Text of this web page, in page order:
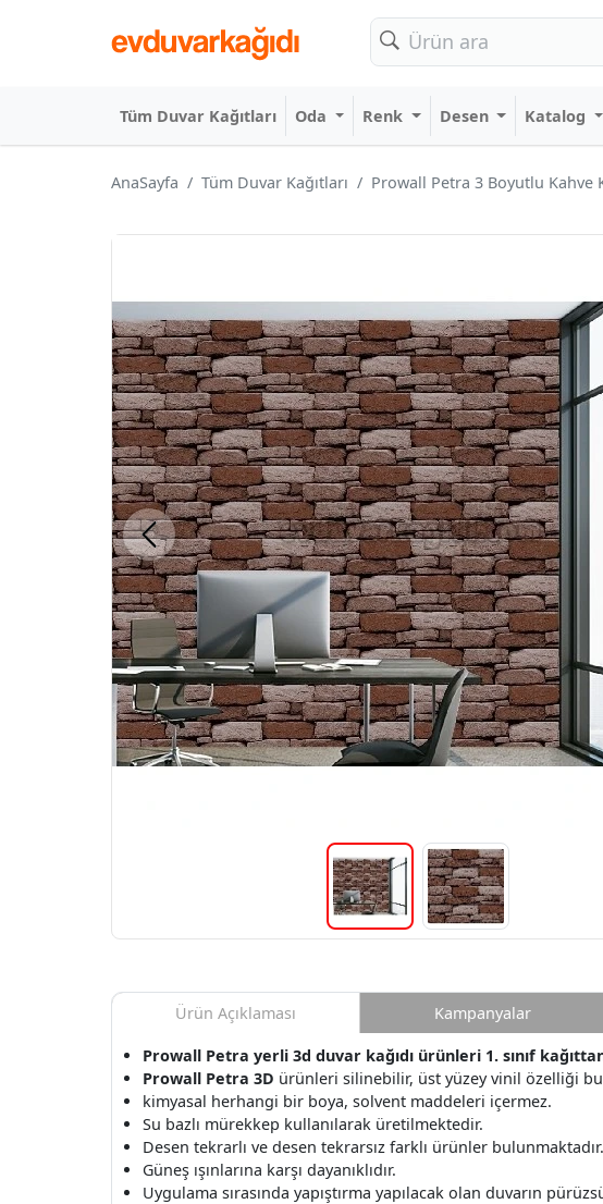
Tüm Duvar Kağıtları Oda Renk Desen Katalog
AnaSayfa Tüm Duvar Kağıtları Prowall Petra 3 Boyutlu Kahve
Ürün Açıklaması
Prowall Petra yerli 3d duvar kağıdı ürünleri 1. sınıf
Prowall Petra 3D ürünleri silinebilir, üst yüzey vinil özelliği
kimyasal herhangi bir boya, solvent maddeleri içermez.
Su bazlı mürekkep kullanılarak üretilmektedir.
Desen tekrarlı ve desen tekrarsız farklı ürünler bulunmaktadır.
Güneş ışınlarına karşı dayanıklıdır.
Uygulama sırasında yapıştırma yapılacak olan duvarın
Kampanyalar